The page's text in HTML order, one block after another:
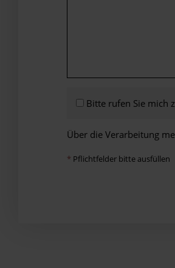
Bitte rufen Sie mich
Über die Verarbeitung
* Pflichtfelder bitte ausfüllen